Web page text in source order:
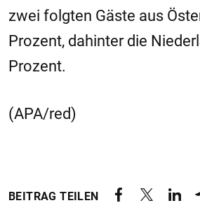
zwei folgten Gäste aus
Prozent, dahinter die
Prozent.
(APA/red)
BEITRAG TEILEN